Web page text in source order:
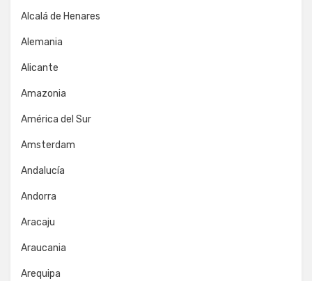
Alcalá de Henares
Alemania
Alicante
Amazonia
América del Sur
Amsterdam
Andalucía
Andorra
Aracaju
Araucania
Arequipa